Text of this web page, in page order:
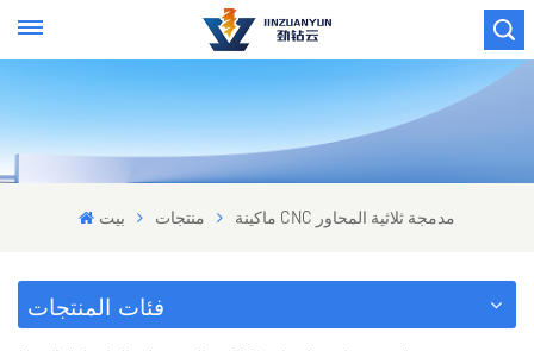
بيت منتجات ماكينة CNC مدمجة ثلاثية المحاور
فئات المنتجات